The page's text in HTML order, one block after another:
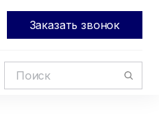
Заказать звонок